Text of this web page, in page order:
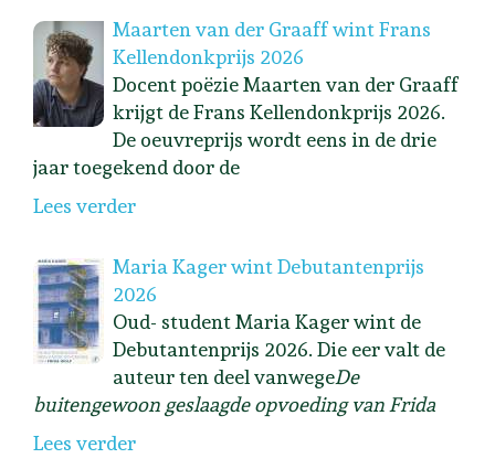
Maarten van der Graaff wint Frans
Kellendonkprijs 2026
Docent poëzie Maarten van der Graaff
krijgt de Frans Kellendonkprijs 2026.
De oeuvreprijs wordt eens in de drie
jaar toegekend door de
Lees verder
Maria Kager wint Debutantenprijs
2026
Oud- student Maria Kager wint de
Debutantenprijs 2026. Die eer valt de
auteur ten deel vanwegeDe
buitengewoon geslaagde opvoeding van Frida
Lees verder